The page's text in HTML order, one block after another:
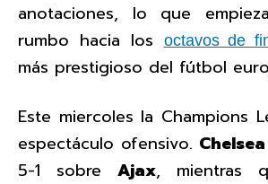
anotaciones, lo que
rumbo hacia losoctavos de
más prestigioso del fútbol
Este miercoles la Champions
espectáculo ofensivo. Chelsea
5-1 sobre Ajax, mientras